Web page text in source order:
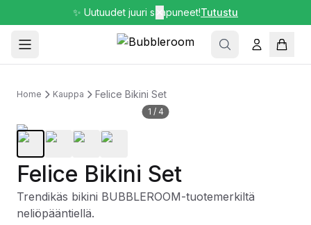
✨ Uutuudet juuri saapuneet!Tutustu
Home Kauppa Felice Bikini Set
1 / 4
Felice Bikini Set
Trendikäs bikini BUBBLEROOM-tuotemerkiltä
neliöpääntiellä.